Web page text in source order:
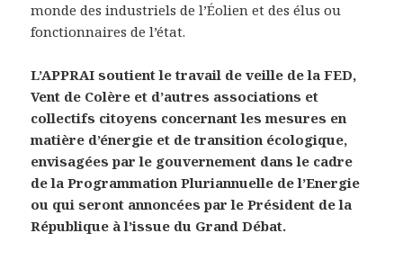
monde des industriels de l’Éolien et des élus ou
fonctionnaires de l’état.
L’APPRAI soutient le travail de veille de la FED,
Vent de Colère et d’autres associations et
collectifs citoyens concernant les mesures en
matière d’énergie et de transition écologique,
envisagées par le gouvernement dans le cadre
de la Programmation Pluriannuelle de l’Energie
ou qui seront annoncées par le Président de la
République à l’issue du Grand Débat.